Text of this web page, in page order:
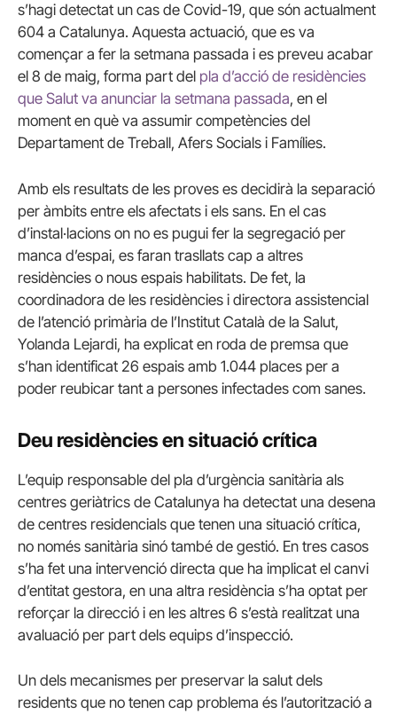
s’hagi detectat un cas de Covid-19, que són actualment
604 a Catalunya. Aquesta actuació, que es va
començar a fer la setmana passada i es preveu acabar
el 8 de maig, forma part del pla d’acció de residències
que Salut va anunciar la setmana passada, en el
moment en què va assumir competències del
Departament de Treball, Afers Socials i Famílies.
Amb els resultats de les proves es decidirà la separació
per àmbits entre els afectats i els sans. En el cas
d’instal·lacions on no es pugui fer la segregació per
manca d’espai, es faran trasllats cap a altres
residències o nous espais habilitats. De fet, la
coordinadora de les residències i directora assistencial
de l’atenció primària de l’Institut Català de la Salut,
Yolanda Lejardi, ha explicat en roda de premsa que
s’han identificat 26 espais amb 1.044 places per a
poder reubicar tant a persones infectades com sanes.
Deu residències en situació crítica
L’equip responsable del pla d’urgència sanitària als
centres geriàtrics de Catalunya ha detectat una desena
de centres residencials que tenen una situació crítica,
no només sanitària sinó també de gestió. En tres casos
s’ha fet una intervenció directa que ha implicat el canvi
d’entitat gestora, en una altra residència s’ha optat per
reforçar la direcció i en les altres 6 s’està realitzat una
avaluació per part dels equips d’inspecció.
Un dels mecanismes per preservar la salut dels
residents que no tenen cap problema és l’autorització a